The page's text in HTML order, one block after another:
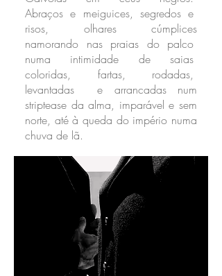
Abraços e meiguices, segredos e
risos, olhares cúmplices
namorando nas praias do palco
numa intimidade de saias
coloridas, fartas, rodadas,
levantadas e arrancadas num
striptease da alma, imparável e sem
norte, até à queda do império numa
chuva de lã.